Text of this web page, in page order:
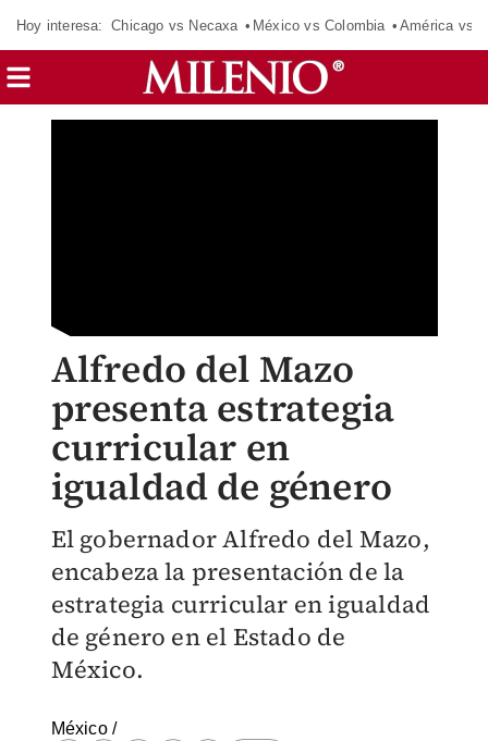
Hoy interesa: Chicago vs Necaxa México vs Colombia América vs
Alfredo del Mazo
presenta estrategia
curricular en
igualdad de género
El gobernador Alfredo del Mazo,
encabeza la presentación de la
estrategia curricular en igualdad
de género en el Estado de
México.
México/